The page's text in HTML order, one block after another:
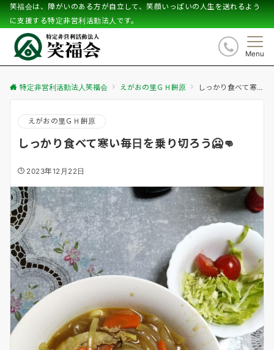
笑福会は、障がいのある方が自立して、笑顔いっぱいの人生を送れるよう
に支援する特定非営利活動法人です。
Menu
特定非営利活動法人笑福会 えがおの里ＧＨ餅原 しっかり食べて寒い毎日を乗り切ろう🥶👊
えがおの里ＧＨ餅原
しっかり食べて寒い毎日を乗り切ろう🥶👊
2023年12月22日